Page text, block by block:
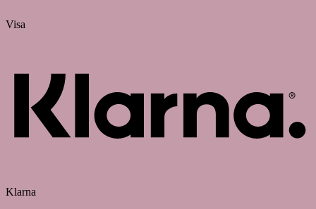
Visa
Klarna